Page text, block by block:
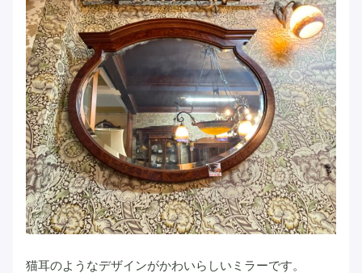
猫耳のようなデザインがかわいらしいミラーです。